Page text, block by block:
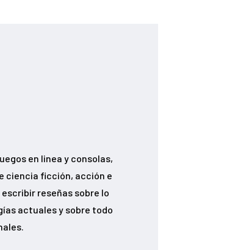
en linea y consolas,
ciencia ficción, acción e
reseñas sobre lo
actuales y sobre todo